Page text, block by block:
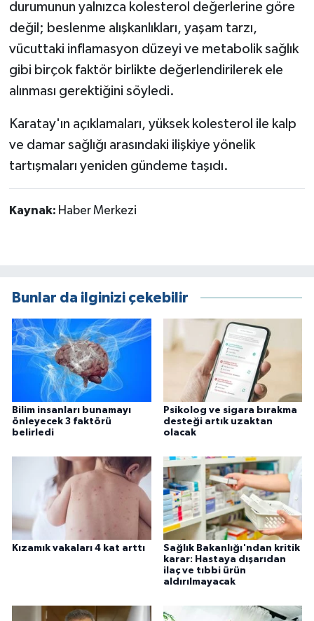
durumunun yalnızca kolesterol değerlerine göre
değil; beslenme alışkanlıkları, yaşam tarzı,
vücuttaki inflamasyon düzeyi ve metabolik sağlık
gibi birçok faktör birlikte değerlendirilerek ele
alınması gerektiğini söyledi.
Karatay'ın açıklamaları, yüksek kolesterol ile kalp
ve damar sağlığı arasındaki ilişkiye yönelik
tartışmaları yeniden gündeme taşıdı.
Kaynak: Haber Merkezi
Bunlar da ilginizi çekebilir
Bilim insanları bunamayı
önleyecek 3 faktörü
belirledi
Psikolog ve sigara bırakma
desteği artık uzaktan
olacak
Kızamık vakaları 4 kat arttı
Sağlık Bakanlığı'ndan kritik
karar: Hastaya dışarıdan
ilaç ve tıbbi ürün
aldırılmayacak